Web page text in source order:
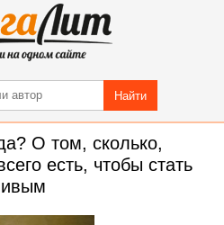
Найти
О том, сколько,
есть, чтобы стать